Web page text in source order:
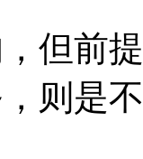
但前
则是